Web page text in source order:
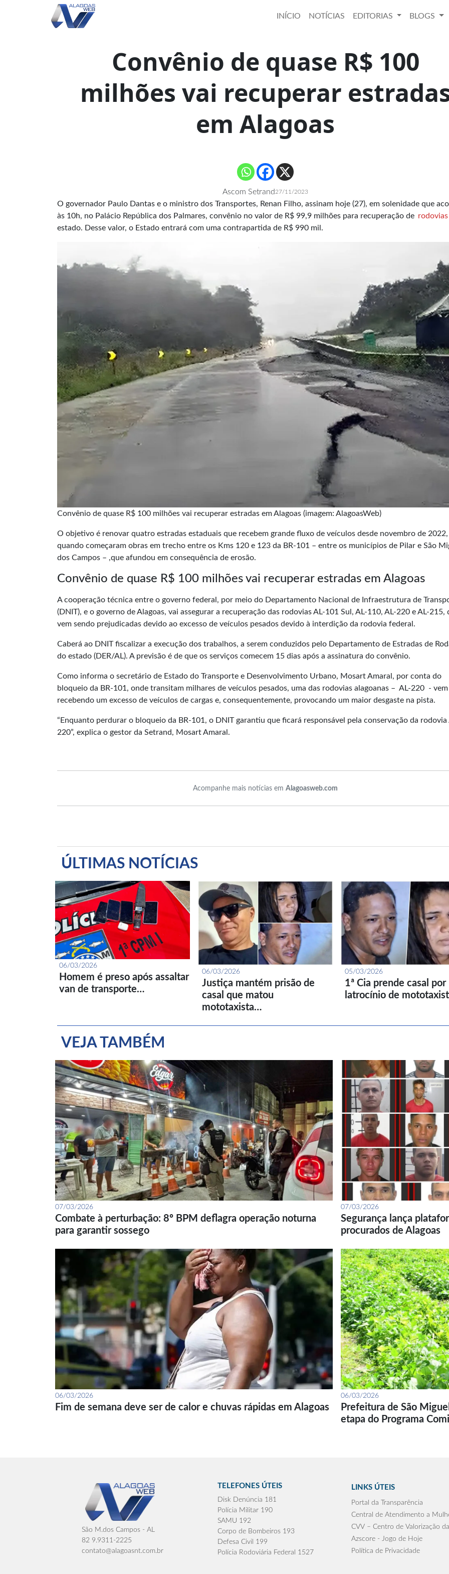
INÍCIO NOTÍCIAS EDITORIAS BLOGS
Convênio de quase R$ 100
milhões vai recuperar
em Alagoas
Ascom Setrand 27/11/2023
O governador Paulo Dantas e o ministro dos Transportes, Renan Filho, assinam hoje (27), em solenidade que
às 10h, no Palácio República dos Palmares, convênio no valor de R$ 99,9 milhões para recuperação de rodovias
estado. Desse valor, o Estado entrará com uma contrapartida de R$ 990 mil.
Convênio de quase R$ 100 milhões vai recuperar estradas em Alagoas (imagem: AlagoasWeb)
O objetivo é renovar quatro estradas estaduais que recebem grande fluxo de veículos desde novembro de 2022,
quando começaram obras em trecho entre os Kms 120 e 123 da BR-101 – entre os municípios de Pilar e São
dos Campos – ,que afundou em consequência de erosão.
Convênio de quase R$ 100 milhões vai recuperar estradas em Alagoas
A cooperação técnica entre o governo federal, por meio do Departamento Nacional de Infraestrutura de
(DNIT), e o governo de Alagoas, vai assegurar a recuperação das rodovias AL-101 Sul, AL-110, AL-220 e AL-215,
vem sendo prejudicadas devido ao excesso de veículos pesados devido à interdição da rodovia federal.
Caberá ao DNITfiscalizar a execução dos trabalhos, a serem conduzidos pelo Departamento de Estradas de
do estado (DER/AL). A previsão é de que os serviços comecem 15 dias após a assinatura do convênio.
Como informa o secretário de Estado do Transporte e Desenvolvimento Urbano, Mosart Amaral, por conta do
bloqueio da BR-101, onde transitam milhares de veículos pesados, uma das rodovias alagoanas – AL-220 - vem
recebendo um excesso de veículos de cargas e, consequentemente, provocando um maior desgaste na pista.
“Enquanto perdurar o bloqueio da BR-101, o DNIT garantiu que ficará responsável pela conservação da rodovia
220”, explica o gestor da Setrand, Mosart Amaral.
Acompanhe mais notícias em Alagoasweb.com
ÚLTIMAS NOTÍCIAS
06/03/2026
Homem é preso após assaltar
van de transporte…
06/03/2026
Justiça mantém prisão de
casal que matou
mototaxista…
05/03/2026
1ª Cia prende casal por
latrocínio de
VEJA TAMBÉM
07/03/2026
Combate à perturbação: 8º BPM deflagra operação noturna
para garantir sossego
07/03/2026
Segurança lança
procurados de Alagoas
06/03/2026
Fim de semana deve ser de calor e chuvas rápidas em Alagoas
06/03/2026
Prefeitura de São
etapa do Programa
São M.dos Campos - AL
82 9.9311-2225
contato@alagoasnt.com.br
TELEFONES ÚTEIS
Disk Denúncia 181
Polícia Militar 190
SAMU 192
Corpo de Bombeiros 193
Defesa Civil 199
Polícia Rodoviária Federal 1527
LINKS ÚTEIS
Portal da Transparência
Central de Atendimento a
CVV – Centro de Valorização
Azscore - Jogo de Hoje
Política de Privacidade